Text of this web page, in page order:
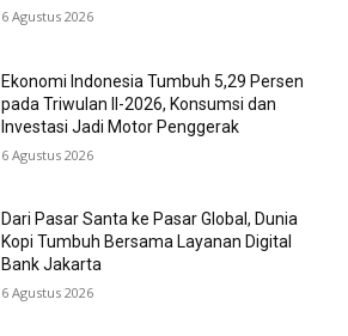
6 Agustus 2026
Ekonomi Indonesia Tumbuh 5,29 Persen
pada Triwulan II-2026, Konsumsi dan
Investasi Jadi Motor Penggerak
6 Agustus 2026
Dari Pasar Santa ke Pasar Global, Dunia
Kopi Tumbuh Bersama Layanan Digital
Bank Jakarta
6 Agustus 2026